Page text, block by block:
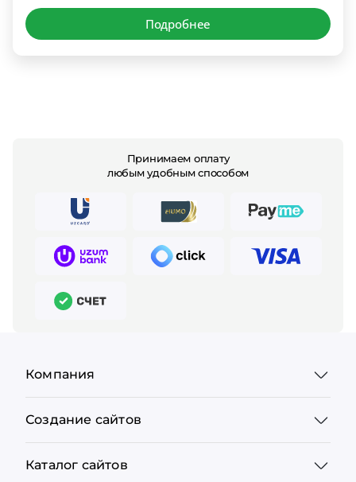
Подробнее
Принимаем оплату
любым удобным способом
Компания
Создание сайтов
Каталог сайтов